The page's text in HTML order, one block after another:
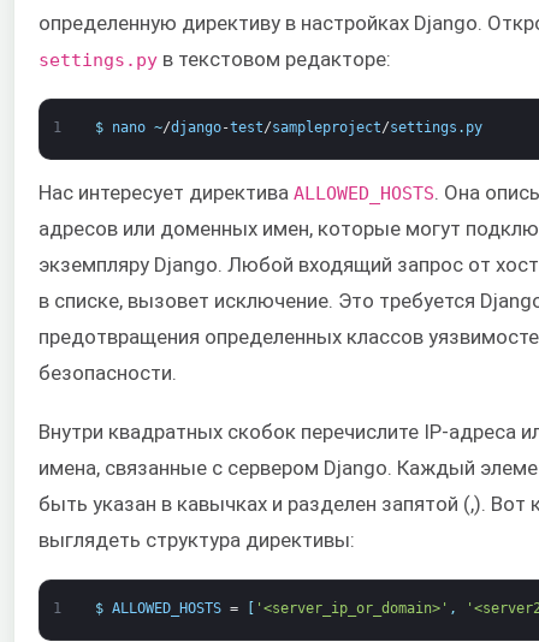
определенную директиву в настройках Django.
settings.py в текстовом редакторе:
1 $ nano ~/django-test/sampleproject/settings . py
Нас интересует директива ALLOWED_HOSTS. Она
адресов или доменных имен, которые могут
экземпляру Django. Любой входящий запрос от
в списке, вызовет исключение. Это требуется
предотвращения определенных классов
безопасности.
Внутри квадратных скобок перечислите IP-адреса
имена, связанные с сервером Django. Каждый
быть указан в кавычках и разделен запятой (,). Вот
выглядеть структура директивы:
1 $ ALLOWED_HOSTS = [ '<server_ip_or_domain>' ,